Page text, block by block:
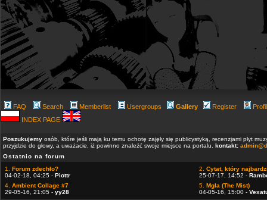
FAQ Search Memberlist Usergroups Gallery Register
INDEX PAGE
Poszukujemy osób, które jeśli mają ku temu ochotę zajęły się publicystyką, recenzjami płyt
przyjdzie do głowy, a uważacie, iż powinno znaleźć swoje miejsce na portalu. kontakt:
Ostatnio na forum
1. Forum zdechło?
04-02-18, 04:25 - Piottr
2. Cytat, który
25-07-17, 14:52 -
4. Ambient Collage #7
29-05-16, 21:05 - yy28
5. Mgla (The Mist)
04-05-16, 15:00 -